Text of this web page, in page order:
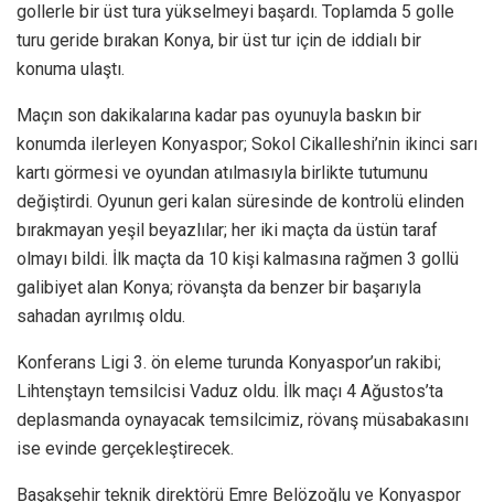
gollerle bir üst tura yükselmeyi başardı. Toplamda 5 golle
turu geride bırakan Konya, bir üst tur için de iddialı bir
konuma ulaştı.
Maçın son dakikalarına kadar pas oyunuyla baskın bir
konumda ilerleyen Konyaspor; Sokol Cikalleshi’nin ikinci sarı
kartı görmesi ve oyundan atılmasıyla birlikte tutumunu
değiştirdi. Oyunun geri kalan süresinde de kontrolü elinden
bırakmayan yeşil beyazlılar; her iki maçta da üstün taraf
olmayı bildi. İlk maçta da 10 kişi kalmasına rağmen 3 gollü
galibiyet alan Konya; rövanşta da benzer bir başarıyla
sahadan ayrılmış oldu.
Konferans Ligi 3. ön eleme turunda Konyaspor’un rakibi;
Lihtenştayn temsilcisi Vaduz oldu. İlk maçı 4 Ağustos’ta
deplasmanda oynayacak temsilcimiz, rövanş müsabakasını
ise evinde gerçekleştirecek.
Başakşehir teknik direktörü Emre Belözoğlu ve Konyaspor